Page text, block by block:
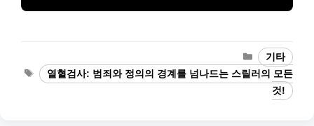
Categories
기타
Tags열혈검사: 범죄와 정의의 경계를 넘나드는 스릴러의 모든
것!